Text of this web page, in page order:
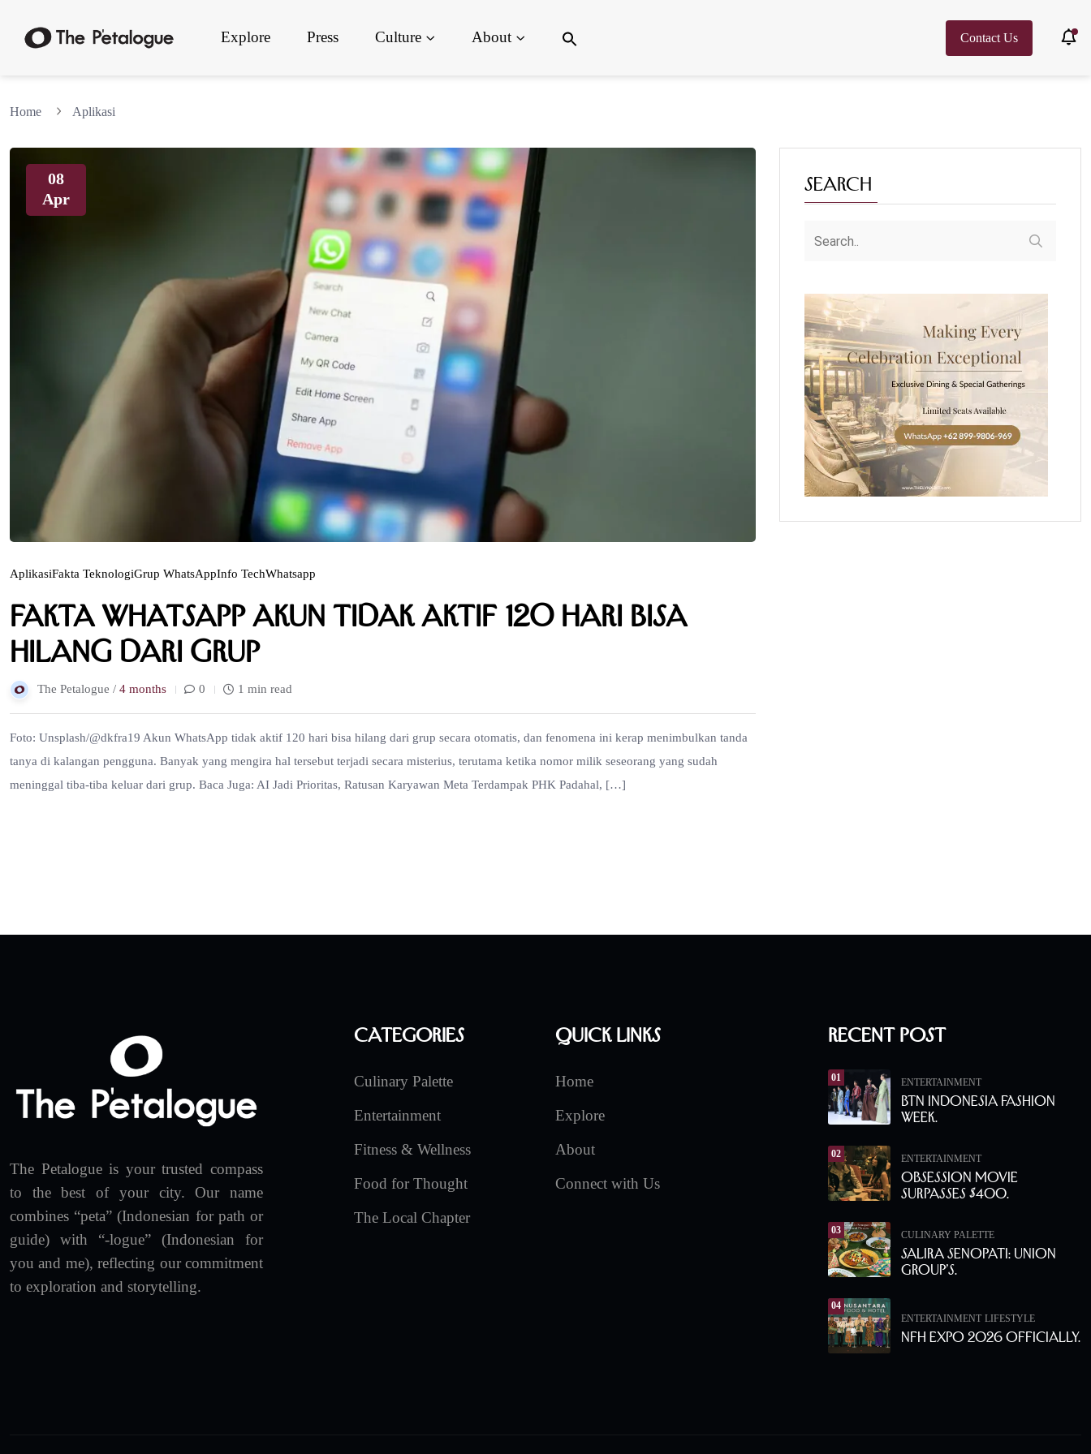
Explore Press Culture About Contact Us
Home Aplikasi
08
Apr
AplikasiFakta TeknologiGrup WhatsAppInfo TechWhatsapp
Fakta WhatsApp Akun Tidak Aktif 120 Hari Bisa
Hilang dari Grup
The Petalogue / 4 months 0 1 min read
Foto: Unsplash/@dkfra19 Akun WhatsApp tidak aktif 120 hari bisa hilang dari grup secara otomatis, dan fenomena ini kerap menimbulkan tanda
tanya di kalangan pengguna. Banyak yang mengira hal tersebut terjadi secara misterius, terutama ketika nomor milik seseorang yang sudah
meninggal tiba-tiba keluar dari grup. Baca Juga: AI Jadi Prioritas, Ratusan Karyawan Meta Terdampak PHK Padahal, […]
Search
The Petalogue is your trusted compass
to the best of your city. Our name
combines “peta” (Indonesian for path or
guide) with “-logue” (Indonesian for
you and me), reflecting our commitment
to exploration and storytelling.
Categories
Culinary Palette
Entertainment
Fitness & Wellness
Food for Thought
The Local Chapter
Quick Links
Home
Explore
About
Connect with Us
Recent Post
01 ENTERTAINMENT
BTN Indonesia Fashion
Week.
02 ENTERTAINMENT
Obsession Movie
Surpasses $400.
03 CULINARY PALETTE
Salira Senopati: Union
Group’s.
04
ENTERTAINMENT LIFESTYLE
NFH Expo 2026 Officially.